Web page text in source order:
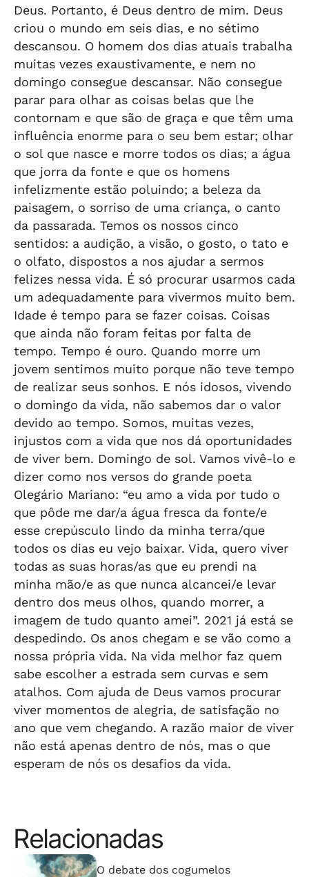
Deus. Portanto, é Deus dentro de mim. Deus
criou o mundo em seis dias, e no sétimo
descansou. O homem dos dias atuais trabalha
muitas vezes exaustivamente, e nem no
domingo consegue descansar. Não consegue
parar para olhar as coisas belas que lhe
contornam e que são de graça e que têm uma
influência enorme para o seu bem estar; olhar
o sol que nasce e morre todos os dias; a água
que jorra da fonte e que os homens
infelizmente estão poluindo; a beleza da
paisagem, o sorriso de uma criança, o canto
da passarada. Temos os nossos cinco
sentidos: a audição, a visão, o gosto, o tato e
o olfato, dispostos a nos ajudar a sermos
felizes nessa vida. É só procurar usarmos cada
um adequadamente para vivermos muito bem.
Idade é tempo para se fazer coisas. Coisas
que ainda não foram feitas por falta de
tempo. Tempo é ouro. Quando morre um
jovem sentimos muito porque não teve tempo
de realizar seus sonhos. E nós idosos, vivendo
o domingo da vida, não sabemos dar o valor
devido ao tempo. Somos, muitas vezes,
injustos com a vida que nos dá oportunidades
de viver bem. Domingo de sol. Vamos vivê-lo e
dizer como nos versos do grande poeta
Olegário Mariano: “eu amo a vida por tudo o
que pôde me dar/a água fresca da fonte/e
esse crepúsculo lindo da minha terra/que
todos os dias eu vejo baixar. Vida, quero viver
todas as suas horas/as que eu prendi na
minha mão/e as que nunca alcancei/e levar
dentro dos meus olhos, quando morrer, a
imagem de tudo quanto amei”. 2021 já está se
despedindo. Os anos chegam e se vão como a
nossa própria vida. Na vida melhor faz quem
sabe escolher a estrada sem curvas e sem
atalhos. Com ajuda de Deus vamos procurar
viver momentos de alegria, de satisfação no
ano que vem chegando. A razão maior de viver
não está apenas dentro de nós, mas o que
esperam de nós os desafios da vida.
Relacionadas
O debate dos cogumelos